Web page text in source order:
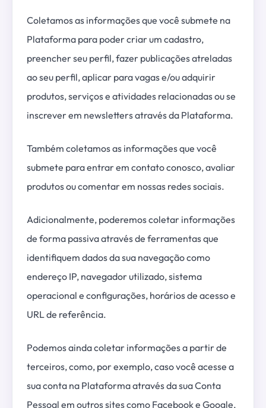
Coletamos as informações que você submete na
Plataforma para poder criar um cadastro,
preencher seu perfil, fazer publicações atreladas
ao seu perfil, aplicar para vagas e/ou adquirir
produtos, serviços e atividades relacionadas ou se
inscrever em newsletters através da Plataforma.
Também coletamos as informações que você
submete para entrar em contato conosco, avaliar
produtos ou comentar em nossas redes sociais.
Adicionalmente, poderemos coletar informações
de forma passiva através de ferramentas que
identifiquem dados da sua navegação como
endereço IP, navegador utilizado, sistema
operacional e configurações, horários de acesso e
URL de referência.
Podemos ainda coletar informações a partir de
terceiros, como, por exemplo, caso você acesse a
sua conta na Plataforma através da sua Conta
Pessoal em outros sites como Facebook e Google,